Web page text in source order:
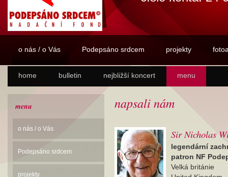
o nás / o Vás Podepsáno srdcem projekty
home bulletin nejbližší koncert menu
menu
o nás / o Vás
Podepsáno srdcem
projekty
napsali nám
Sir Nicholas
legendární
patron NF
Velká británie